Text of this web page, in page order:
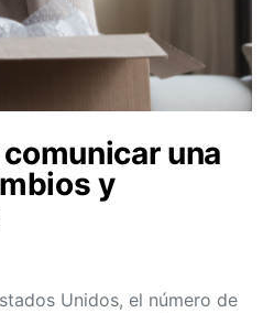
una
y
Unidos, el número de